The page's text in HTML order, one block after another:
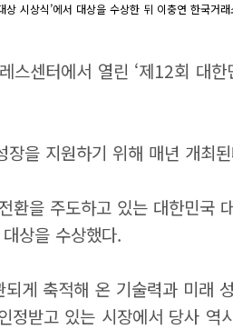
시상식’에서 대상을 수상한 뒤 이충연 한국거
센터에서 열린 ‘제12회 대
을 지원하기 위해 매년 개최
을 주도하고 있는 대한민국
상을 수상했다.
게 축적해 온 기술력과 미래
받고 있는 시장에서 당사